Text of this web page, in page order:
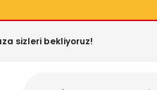
sizleri bekliyoruz!